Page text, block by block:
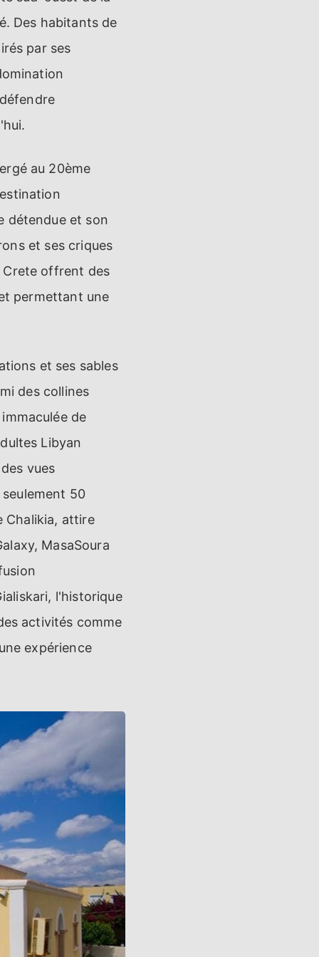
Des habitants de
par ses
au 20ème
détendue et son
et ses criques
Crete offrent des
permettant une
et ses sables
des collines
de
Libyan
vues
50
Chalikia, attire
MasaSoura
l'historique
activités comme
expérience